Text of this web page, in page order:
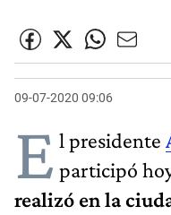
09-07-2020 09:06
E l presidente
participó
realizó en la